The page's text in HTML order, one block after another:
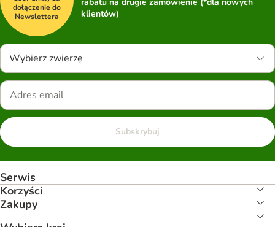
dołączenie do
Newslettera
klientów)
Wybierz zwierzę
Subskrybuj
Serwis
Korzyści
Zakupy